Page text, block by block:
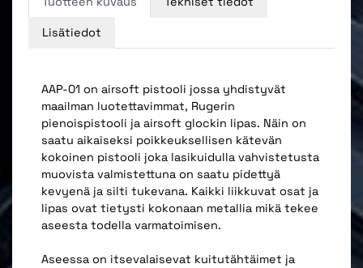
Lisätiedot
AAP-01 on airsoft pistooli jossa yhdistyvät
maailman luotettavimmat, Rugerin
pienoispistooli ja airsoft glockin lipas. Näin on
saatu aikaiseksi poikkeuksellisen kätevän
kokoinen pistooli joka lasikuidulla vahvistetusta
muovista valmistettuna on saatu pidettyä
kevyenä ja silti tukevana. Kaikki liikkuvat osat ja
lipas ovat tietysti kokonaan metallia mikä tekee
aseesta todella varmatoimisen.
Aseessa on itsevalaisevat kuitutähtäimet ja